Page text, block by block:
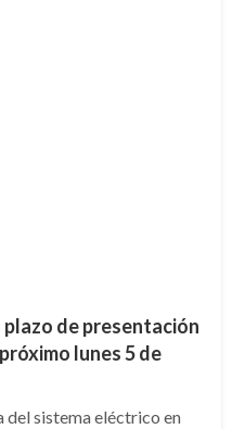
de presentación
lunes 5 de
del sistema eléctrico en